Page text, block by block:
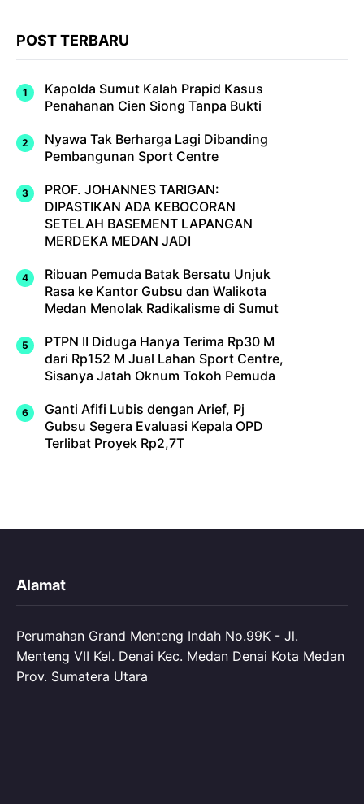
POST TERBARU
Kapolda Sumut Kalah Prapid Kasus
Penahanan Cien Siong Tanpa Bukti
Nyawa Tak Berharga Lagi Dibanding
Pembangunan Sport Centre
PROF. JOHANNES TARIGAN:
DIPASTIKAN ADA KEBOCORAN
SETELAH BASEMENT LAPANGAN
MERDEKA MEDAN JADI
Ribuan Pemuda Batak Bersatu Unjuk
Rasa ke Kantor Gubsu dan Walikota
Medan Menolak Radikalisme di Sumut
PTPN II Diduga Hanya Terima Rp30 M
dari Rp152 M Jual Lahan Sport Centre,
Sisanya Jatah Oknum Tokoh Pemuda
Ganti Afifi Lubis dengan Arief, Pj
Gubsu Segera Evaluasi Kepala OPD
Terlibat Proyek Rp2,7T
Alamat
Perumahan Grand Menteng Indah No.99K - Jl.
Menteng VII Kel. Denai Kec. Medan Denai Kota Medan
Prov. Sumatera Utara